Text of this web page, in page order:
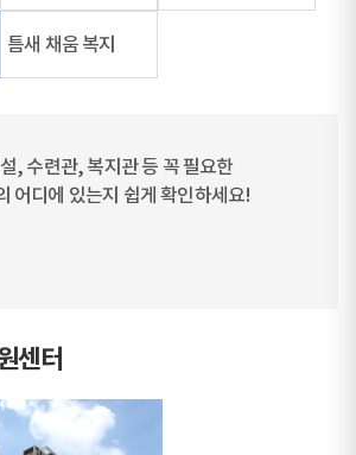
틈새 채움 복지
, 수련관, 복지관 등 꼭 필요한
어디에 있는지 쉽게 확인하세요!
센터